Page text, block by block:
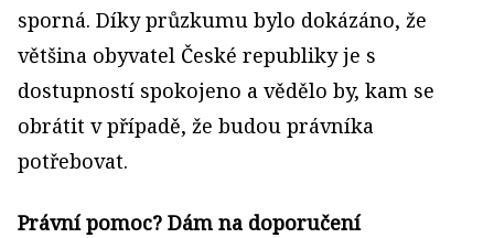
sporná. Díky průzkumu bylo dokázáno, že
většina obyvatel České republiky je s
dostupností spokojeno a vědělo by, kam se
obrátit v případě, že budou právníka
potřebovat.
Právní pomoc? Dám na doporučení